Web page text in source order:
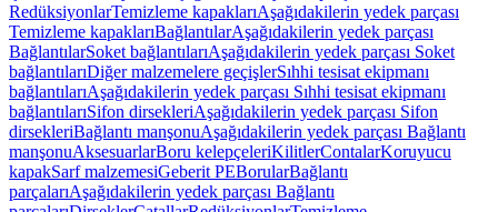
RedüksiyonlarTemizleme kapaklarıAşağıdakilerin yedek parçası
Temizleme kapaklarıBağlantılarAşağıdakilerin yedek parçası
BağlantılarSoket bağlantılarıAşağıdakilerin yedek parçası Soket
bağlantılarıDiğer malzemelere geçişlerSıhhi tesisat ekipmanı
bağlantılarıAşağıdakilerin yedek parçası Sıhhi tesisat ekipmanı
bağlantılarıSifon dirsekleriAşağıdakilerin yedek parçası Sifon
dirsekleriBağlantı manşonuAşağıdakilerin yedek parçası Bağlantı
manşonuAksesuarlarBoru kelepçeleriKilitlerContalarKoruyucu
kapakSarf malzemesiGeberit PEBorularBağlantı
parçalarıAşağıdakilerin yedek parçası Bağlantı